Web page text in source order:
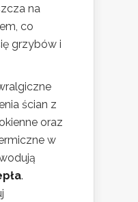
na
co
grzybów i
ścian z
oraz
w
.